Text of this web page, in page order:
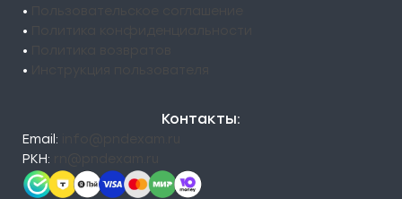
•
•
•
•
Контакты:
Email:
РКН: